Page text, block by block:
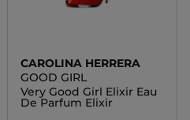
CAROLINA HERRERA
GOOD GIRL
Very Good Girl Elixir Eau
De Parfum Elixir